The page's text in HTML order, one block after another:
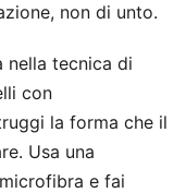
non di unto.
nella tecnica di
con
la forma che il
Usa una
e fai